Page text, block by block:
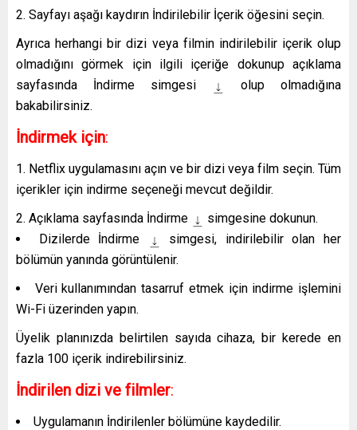
Sayfayı aşağı kaydırın İndirilebilir İçerik öğesini seçin.
Ayrıca herhangi bir dizi veya filmin indirilebilir içerik olup
olmadığını görmek için ilgili içeriğe dokunup açıklama
sayfasında İndirme simgesi
olup olmadığına
bakabilirsiniz.
İndirmek için:
Netflix uygulamasını açın ve bir dizi veya film seçin. Tüm
içerikler için indirme seçeneği mevcut değildir.
Açıklama sayfasında İndirme
simgesine dokunun.
Dizilerde İndirme
simgesi, indirilebilir olan her
bölümün yanında görüntülenir.
Veri kullanımından tasarruf etmek için indirme işlemini
Wi-Fi üzerinden yapın.
Üyelik planınızda belirtilen sayıda cihaza, bir kerede en
fazla 100 içerik indirebilirsiniz.
İndirilen dizi ve filmler:
Uygulamanın İndirilenler bölümüne kaydedilir.